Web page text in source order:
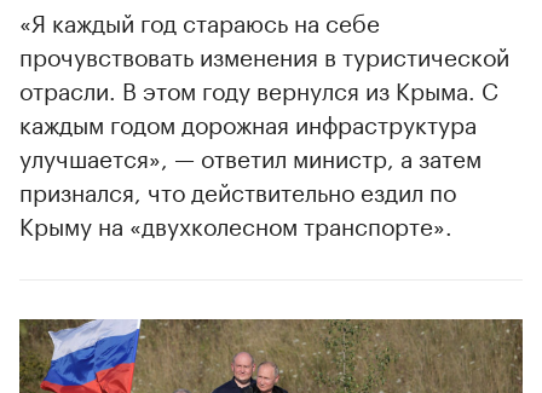
«Я каждый год стараюсь на себе
прочувствовать изменения в туристической
отрасли. В этом году вернулся из Крыма. С
каждым годом дорожная инфраструктура
улучшается», — ответил министр, а затем
признался, что действительно ездил по
Крыму на «двухколесном транспорте».